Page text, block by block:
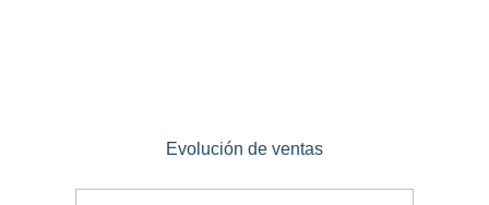
Evolución de ventas